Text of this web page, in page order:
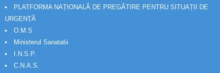
PLATFORMA NAȚIONALĂ DE PREGĂTIRE PENTRU SITUAȚII DE
URGENȚĂ
O.M.S
Ministerul Sanatatii
I.N.S.P.
C.N.A.S.